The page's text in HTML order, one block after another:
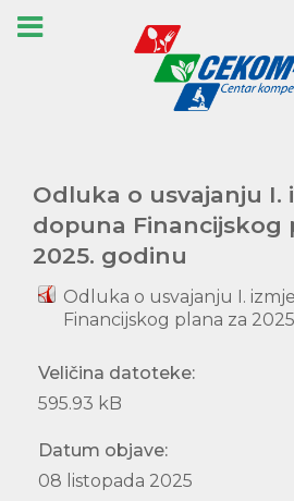
Odluka o usvajanju I.
dopuna Financijskog
2025. godinu
Odluka o usvajanju I.
Financijskog plana za
Veličina datoteke:
595.93 kB
Datum objave:
08 listopada 2025